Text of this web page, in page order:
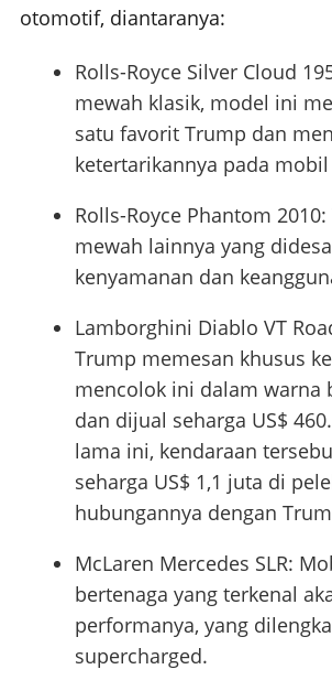
otomotif, diantaranya:
Rolls-Royce Silver Cloud
mewah klasik, model ini
satu favorit Trump dan
ketertarikannya pada
Rolls-Royce Phantom
mewah lainnya yang
kenyamanan dan
Lamborghini Diablo VT
Trump memesan khusus
mencolok ini dalam warna
dan dijual seharga US$
lama ini, kendaraan
seharga US$ 1,1 juta di
hubungannya dengan
McLaren Mercedes SLR:
bertenaga yang terkenal
performanya, yang
supercharged.